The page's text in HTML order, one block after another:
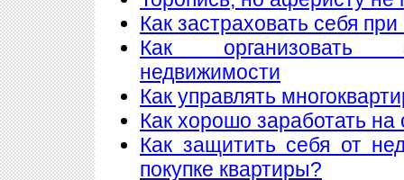
Как застраховать себя
Как организовать
недвижимости
Как управлять
Как хорошо заработать
Как защитить себя от
покупке квартиры?